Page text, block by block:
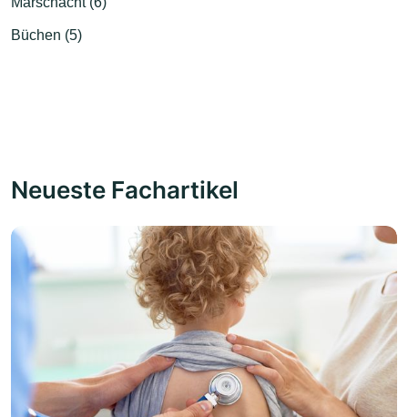
Büchen (5)
Neueste Fachartikel